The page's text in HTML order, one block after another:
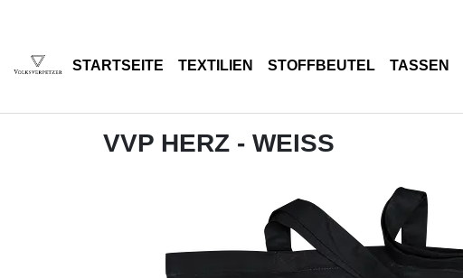
STARTSEITE TEXTILIEN STOFFBEUTEL TASSEN
VVP HERZ - WEISS